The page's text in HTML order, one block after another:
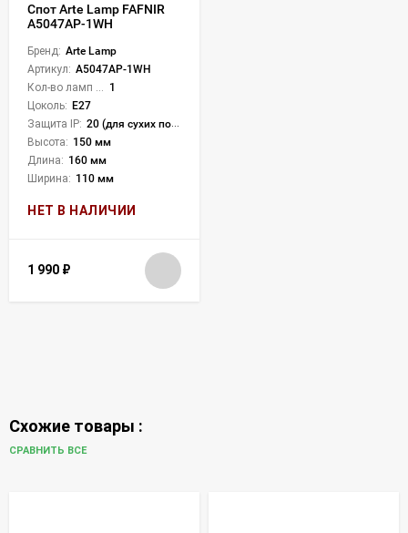
Спот Arte Lamp FAFNIR
A5047AP-1WH
Бренд: Arte Lamp
Артикул: A5047AP-1WH
1
Цоколь: E27
Защита IP: 20 (для сухих пом.)
Высота: 150 мм
Длина: 160 мм
Ширина: 110 мм
НЕТ В НАЛИЧИИ
1 990 ₽
Схожие товары :
СРАВНИТЬ ВСЕ